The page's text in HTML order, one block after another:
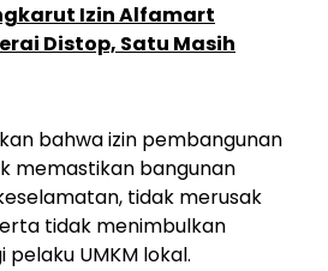
Izin Alfamart
Distop, Satu Masih
bahwa izin pembangunan
memastikan bangunan
tidak merusak
tidak menimbulkan
UMKM lokal.